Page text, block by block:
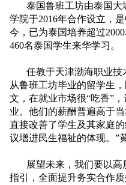
泰国鲁班工坊由泰国
学院于2016年合作设立，
今，已为泰国培养超过2000
460名泰国学生来华学习。
任教于天津渤海职业技
从鲁班工坊毕业的留学生
文，在就业市场很“吃香”
业。他们的薪酬普遍高于
直接改善了学生及其家庭
议增进民生福祉的体现。”
展望未来，我们要以高
指引，全面提升务实合作